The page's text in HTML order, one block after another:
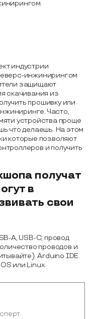
индустрии
инжинирингом
защищают
скачивания из
прошивку или
Часто,
устройства проще
что делаешь. На этом
которые позволяют
и получить
получат
в
свои
A, USB-C, провод
проводов и
Arduino IDE.
или Linux.